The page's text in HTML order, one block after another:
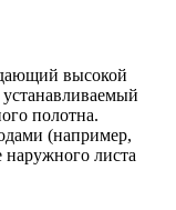
высокой
полотна.
(например,
наружного листа